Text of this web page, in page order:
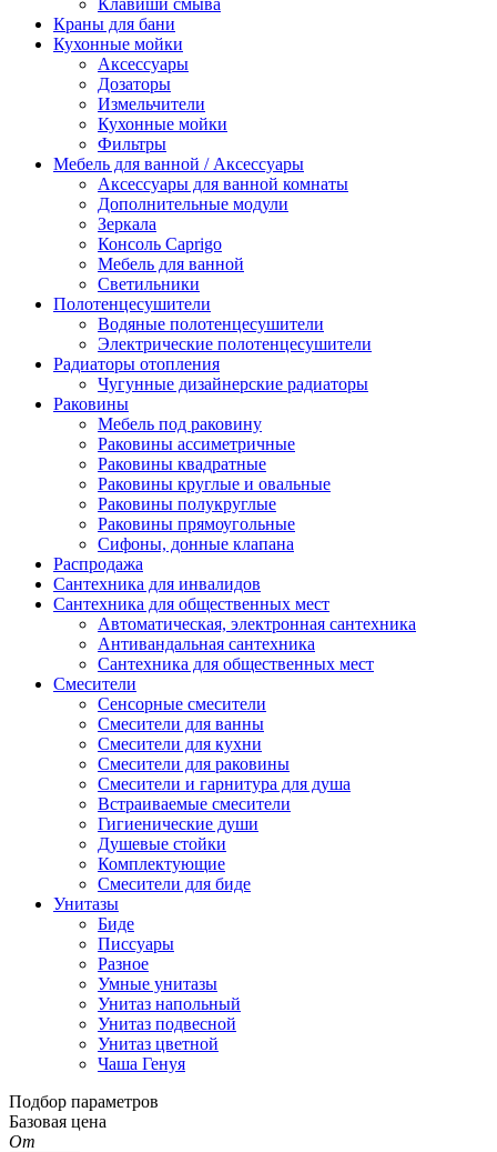
Клавиши смыва
Краны для бани
Кухонные мойки
Аксессуары
Дозаторы
Измельчители
Кухонные мойки
Фильтры
Мебель для ванной / Аксессуары
Аксессуары для ванной комнаты
Дополнительные модули
Зеркала
Консоль Caprigo
Мебель для ванной
Светильники
Полотенцесушители
Водяные полотенцесушители
Электрические полотенцесушители
Радиаторы отопления
Чугунные дизайнерские радиаторы
Раковины
Мебель под раковину
Раковины ассиметричные
Раковины квадратные
Раковины круглые и овальные
Раковины полукруглые
Раковины прямоугольные
Сифоны, донные клапана
Распродажа
Сантехника для инвалидов
Сантехника для общественных мест
Автоматическая, электронная сантехника
Антивандальная сантехника
Сантехника для общественных мест
Смесители
Сенсорные смесители
Смесители для ванны
Смесители для кухни
Смесители для раковины
Смесители и гарнитура для душа
Встраиваемые смесители
Гигиенические души
Душевые стойки
Комплектующие
Смесители для биде
Унитазы
Биде
Писсуары
Разное
Умные унитазы
Унитаз напольный
Унитаз подвесной
Унитаз цветной
Чаша Генуя
Подбор параметров
Базовая цена
От